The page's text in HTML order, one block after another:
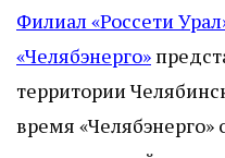
Филиал «Россети
«Челябэнерго»
территории
время «Челябэнерго»